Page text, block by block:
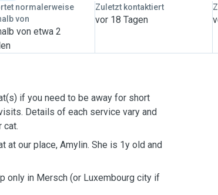
normalerweise
von
von etwa 2
Zuletzt kontaktiert
vor 18 Tagen
if you need to be away for short
Details of each service vary and
cat.
at our place, Amylin. She is 1y old and
only in Mersch (or Luxembourg city if